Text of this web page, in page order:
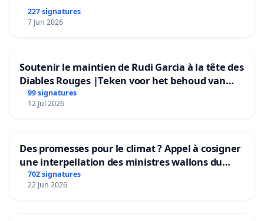
227 signatures
7 Jun 2026
Soutenir le maintien de Rudi Garcia à la tête des
Diables Rouges |Teken voor het behoud van
Rudi Garcia als bondscoach
99 signatures
12 Jul 2026
Des promesses pour le climat ? Appel à cosigner
une interpellation des ministres wallons du
climat et de l’environnement.
702 signatures
22 Jun 2026